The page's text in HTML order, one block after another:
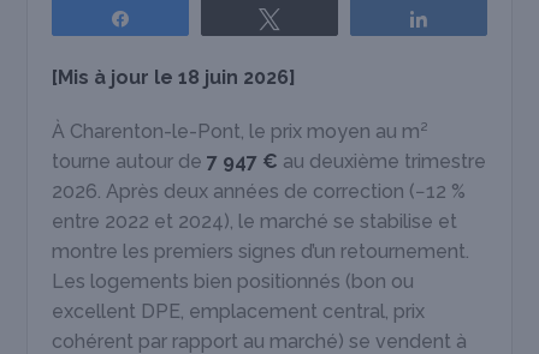
[Mis à jour le 18 juin 2026]
À Charenton-le-Pont, le prix moyen au m²
tourne autour de7 947 € au deuxième trimestre
2026. Après deux années de correction (−12 %
entre 2022 et 2024), le marché se stabilise et
montre les premiers signes d’un retournement.
Les logements bien positionnés (bon ou
excellent DPE, emplacement central, prix
cohérent par rapport au marché) se vendent à